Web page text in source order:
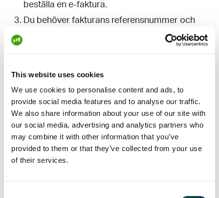
This website uses cookies
We use cookies to personalise content and ads, to
provide social media features and to analyse our traffic.
We also share information about your use of our site with
our social media, advertising and analytics partners who
may combine it with other information that you’ve
provided to them or that they’ve collected from your use
of their services.
beställa en e-faktura.
Du behöver fakturans referensnummer och
ditt medlemsnummer. Dessa hittar du på din
under Medlemsavgifter
faktura kommer din bank att skicka oss ett
mottagningsbevis inom 1-3 arbetsdagar,
varefter din faktureringsmetod uppdateras.
Beställ ett e-fakturaförslag
på OMA+
för att byta till e-faktura. I mobilen hittar du